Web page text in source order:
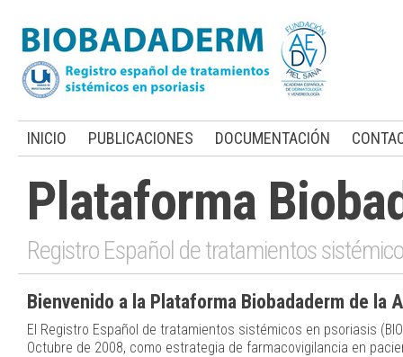
INICIO PUBLICACIONES DOCUMENTACIÓN
Plataforma
Registro Español de tratamientos
Bienvenido a la Plataforma Biobadaderm de la
El Registro Español de tratamientos sistémicos en psoriasis
Octubre de 2008, como estrategia de farmacovigilancia en